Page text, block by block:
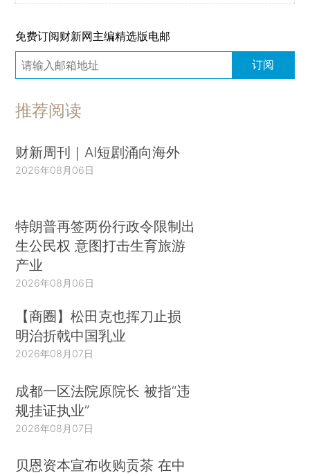
免费订阅财新网主编精选版电邮
订阅
推荐阅读
财新周刊｜AI短剧涌向海外
2026年08月06日
特朗普再签两份行政令限制出
生公民权 意图打击生育旅游
产业
2026年08月06日
【商圈】松田克也挥刀止损
明治折戟中国乳业
2026年08月07日
成都一区法院原院长 被指“违
规挂证执业”
2026年08月07日
贝恩资本宣布收购贡茶 在中